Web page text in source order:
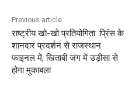
Previous article
राष्ट्रीय खो-खो प्रतियोगिता: प्रिंस के
शानदार प्रदर्शन से राजस्थान
फाइनल में, खिताबी जंग में उड़ीसा से
होगा मुकाबला